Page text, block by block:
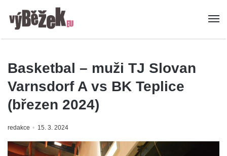
Basketbal – muži TJ Slovan
Varnsdorf A vs BK Teplice
(březen 2024)
redakce 15. 3. 2024